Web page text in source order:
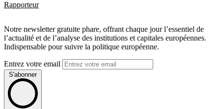
Rapporteur
Notre newsletter gratuite phare, offrant chaque jour l’essentiel de
l’actualité et de l’analyse des institutions et capitales européennes.
Indispensable pour suivre la politique européenne.
Entrez votre email
S'abonner